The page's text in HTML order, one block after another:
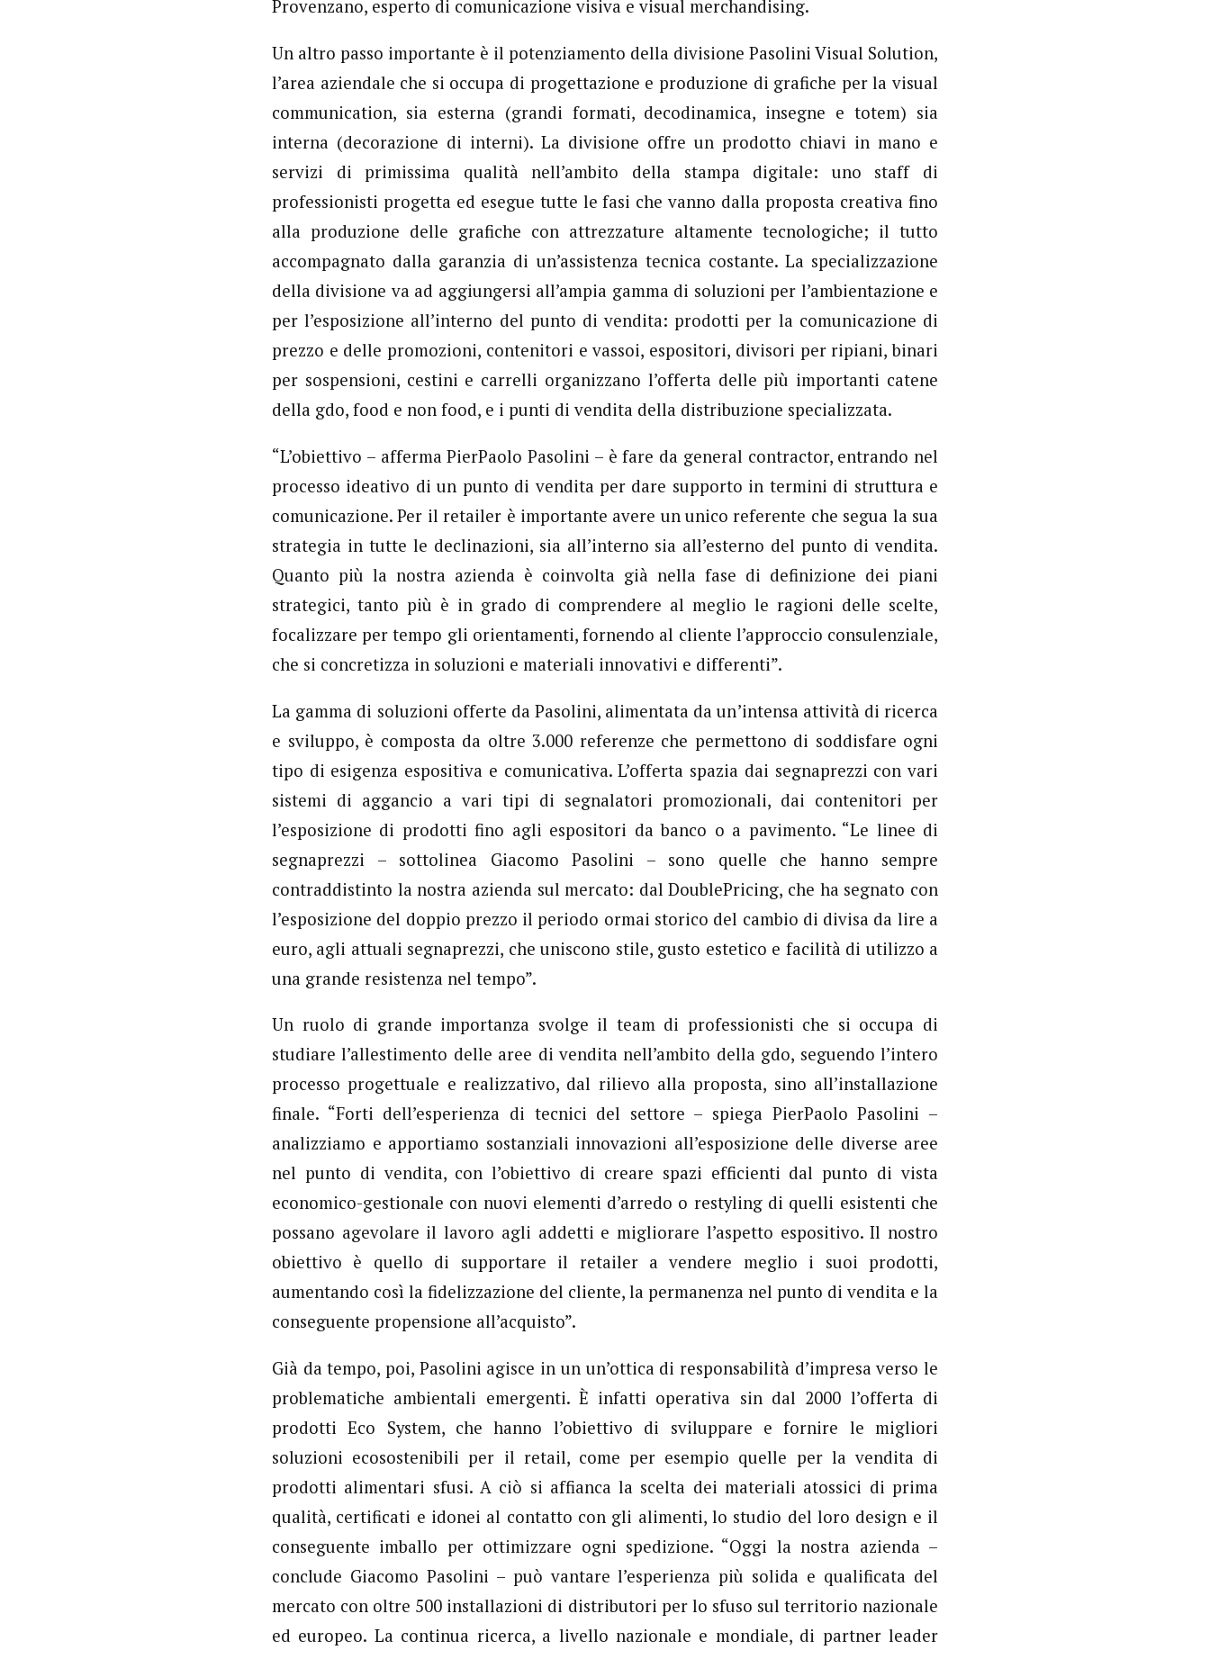
Provenzano, esperto di comunicazione visiva e visual merchandising.
Un altro passo importante è il potenziamento della divisione Pasolini Visual Solution,
l’area aziendale che si occupa di progettazione e produzione di grafiche per la visual
communication, sia esterna (grandi formati, decodinamica, insegne e totem) sia
interna (decorazione di interni). La divisione offre un prodotto chiavi in mano e
servizi di primissima qualità nell’ambito della stampa digitale: uno staff di
professionisti progetta ed esegue tutte le fasi che vanno dalla proposta creativa fino
alla produzione delle grafiche con attrezzature altamente tecnologiche; il tutto
accompagnato dalla garanzia di un’assistenza tecnica costante. La specializzazione
della divisione va ad aggiungersi all’ampia gamma di soluzioni per l’ambientazione e
per l’esposizione all’interno del punto di vendita: prodotti per la comunicazione di
prezzo e delle promozioni, contenitori e vassoi, espositori, divisori per ripiani, binari
per sospensioni, cestini e carrelli organizzano l’offerta delle più importanti catene
della gdo, food e non food, e i punti di vendita della distribuzione specializzata.
“L’obiettivo – afferma PierPaolo Pasolini – è fare da general contractor, entrando nel
processo ideativo di un punto di vendita per dare supporto in termini di struttura e
comunicazione. Per il retailer è importante avere un unico referente che segua la sua
strategia in tutte le declinazioni, sia all’interno sia all’esterno del punto di vendita.
Quanto più la nostra azienda è coinvolta già nella fase di definizione dei piani
strategici, tanto più è in grado di comprendere al meglio le ragioni delle scelte,
focalizzare per tempo gli orientamenti, fornendo al cliente l’approccio consulenziale,
che si concretizza in soluzioni e materiali innovativi e differenti”.
La gamma di soluzioni offerte da Pasolini, alimentata da un’intensa attività di ricerca
e sviluppo, è composta da oltre 3.000 referenze che permettono di soddisfare ogni
tipo di esigenza espositiva e comunicativa. L’offerta spazia dai segnaprezzi con vari
sistemi di aggancio a vari tipi di segnalatori promozionali, dai contenitori per
l’esposizione di prodotti fino agli espositori da banco o a pavimento. “Le linee di
segnaprezzi – sottolinea Giacomo Pasolini – sono quelle che hanno sempre
contraddistinto la nostra azienda sul mercato: dal DoublePricing, che ha segnato con
l’esposizione del doppio prezzo il periodo ormai storico del cambio di divisa da lire a
euro, agli attuali segnaprezzi, che uniscono stile, gusto estetico e facilità di utilizzo a
una grande resistenza nel tempo”.
Un ruolo di grande importanza svolge il team di professionisti che si occupa di
studiare l’allestimento delle aree di vendita nell’ambito della gdo, seguendo l’intero
processo progettuale e realizzativo, dal rilievo alla proposta, sino all’installazione
finale. “Forti dell’esperienza di tecnici del settore – spiega PierPaolo Pasolini –
analizziamo e apportiamo sostanziali innovazioni all’esposizione delle diverse aree
nel punto di vendita, con l’obiettivo di creare spazi efficienti dal punto di vista
economico-gestionale con nuovi elementi d’arredo o restyling di quelli esistenti che
possano agevolare il lavoro agli addetti e migliorare l’aspetto espositivo. Il nostro
obiettivo è quello di supportare il retailer a vendere meglio i suoi prodotti,
aumentando così la fidelizzazione del cliente, la permanenza nel punto di vendita e la
conseguente propensione all’acquisto”.
Già da tempo, poi, Pasolini agisce in un un’ottica di responsabilità d’impresa verso le
problematiche ambientali emergenti. È infatti operativa sin dal 2000 l’offerta di
prodotti Eco System, che hanno l’obiettivo di sviluppare e fornire le migliori
soluzioni ecosostenibili per il retail, come per esempio quelle per la vendita di
prodotti alimentari sfusi. A ciò si affianca la scelta dei materiali atossici di prima
qualità, certificati e idonei al contatto con gli alimenti, lo studio del loro design e il
conseguente imballo per ottimizzare ogni spedizione. “Oggi la nostra azienda –
conclude Giacomo Pasolini – può vantare l’esperienza più solida e qualificata del
mercato con oltre 500 installazioni di distributori per lo sfuso sul territorio nazionale
ed europeo. La continua ricerca, a livello nazionale e mondiale, di partner leader